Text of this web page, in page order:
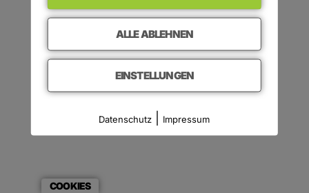
COOKIES
ALLE ABLEHNEN
EINSTELLUNGEN
Datenschutz Impressum